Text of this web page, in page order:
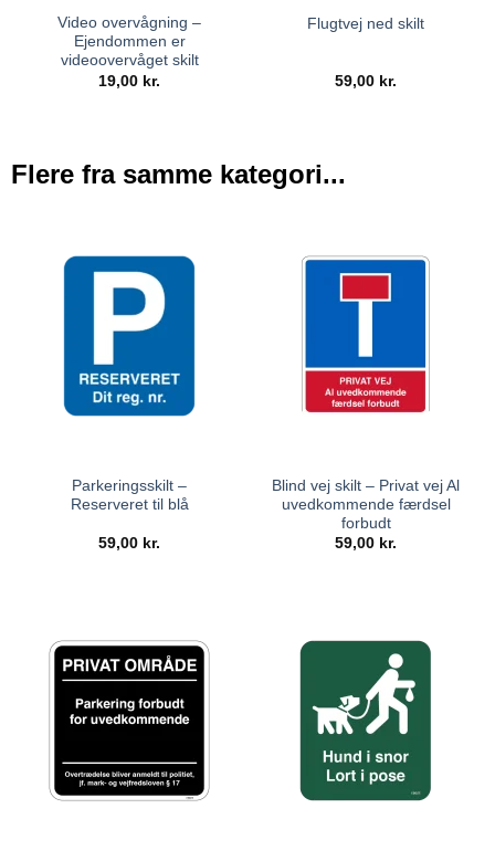
Video overvågning –
Ejendommen er
videoovervåget skilt
19,00 kr.
Flugtvej ned skilt
59,00 kr.
Flere fra samme kategori...
Parkeringsskilt –
Reserveret til blå
59,00 kr.
Blind vej skilt – Privat vej Al
uvedkommende færdsel
forbudt
59,00 kr.